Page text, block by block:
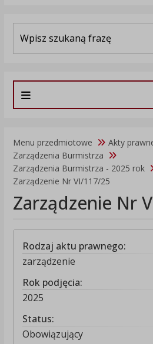
Menu przedmiotowe
Akty
Zarządzenia Burmistrza
Zarządzenia Burmistrza - 2025 rok
Zarządzenie Nr VI/117/25
Zarządzenie Nr
Rodzaj aktu prawnego:
zarządzenie
Rok podjęcia:
2025
Status:
Obowiązujący